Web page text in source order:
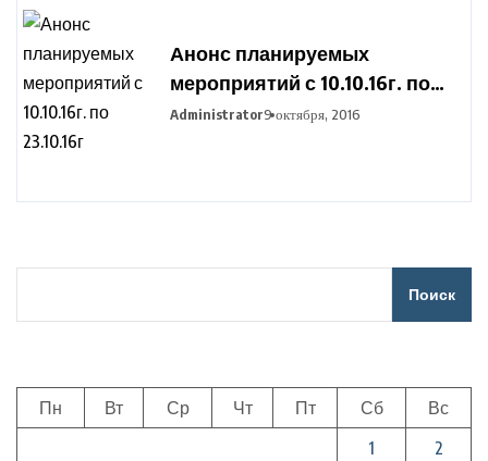
Анонс планируемых
мероприятий с 10.10.16г. по
23.10.16г
Administrator9 октября, 2016
Поиск
Пн Вт Ср Чт Пт Сб
Вс
1
2